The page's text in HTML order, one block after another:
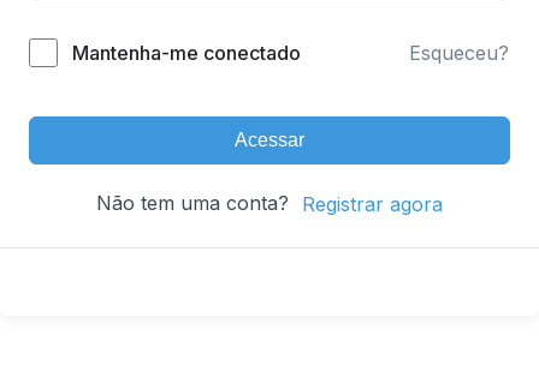
Mantenha-me conectado Esqueceu?
Acessar
Não tem uma conta? Registrar agora